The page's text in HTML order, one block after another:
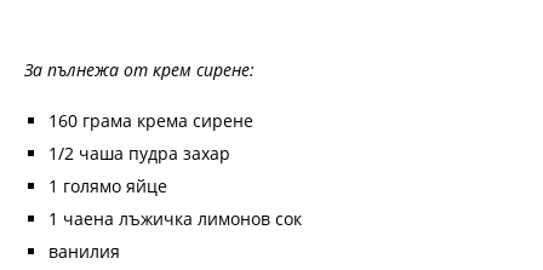
За пълнежа от крем сирене:
160 грама крема сирене
1/2 чаша пудра захар
1 голямо яйце
1 чаена лъжичка лимонов сок
ванилия